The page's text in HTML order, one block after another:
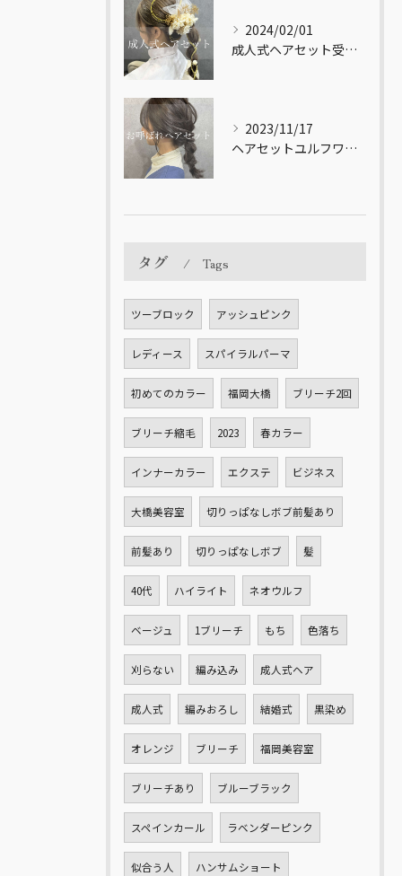
2024/02/01
成人式ヘアセット受付してます！【福岡市南区大橋の美容室LICOL】
2023/11/17
ヘアセットユルフワ♪【福岡市南区大橋の美容室LICOL】
タグ Tags
ツーブロック アッシュピンク
レディース スパイラルパーマ
初めてのカラー 福岡大橋 ブリーチ2回
ブリーチ縮毛 2023 春カラー
インナーカラー エクステ ビジネス
大橋美容室 切りっぱなしボブ前髪あり
前髪あり 切りっぱなしボブ 髪
40代 ハイライト ネオウルフ
ベージュ 1ブリーチ もち 色落ち
刈らない 編み込み 成人式ヘア
成人式 編みおろし 結婚式 黒染め
オレンジ ブリーチ 福岡美容室
ブリーチあり ブルーブラック
スペインカール ラベンダーピンク
似合う人 ハンサムショート